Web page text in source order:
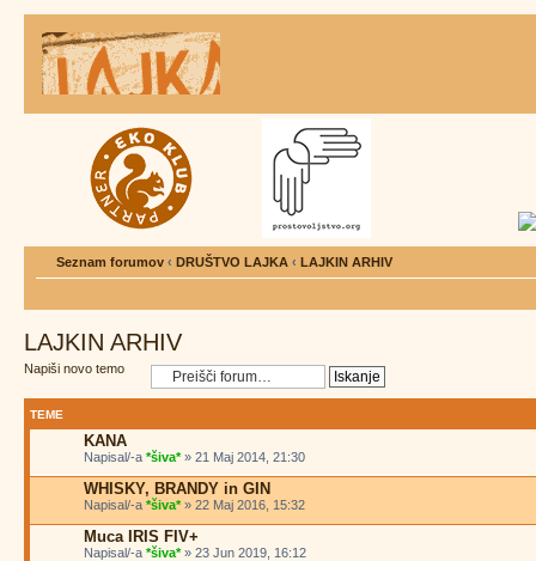
Seznam forumov ‹ DRUŠTVO LAJKA ‹ LAJKIN ARHIV
LAJKIN ARHIV
Napiši novo temo
TEME
KANA
Napisal/-a *šiva*» 21 Maj 2014, 21:30
WHISKY, BRANDY in GIN
Napisal/-a *šiva*» 22 Maj 2016, 15:32
Muca IRIS FIV+
Napisal/-a *šiva*» 23 Jun 2019, 16:12